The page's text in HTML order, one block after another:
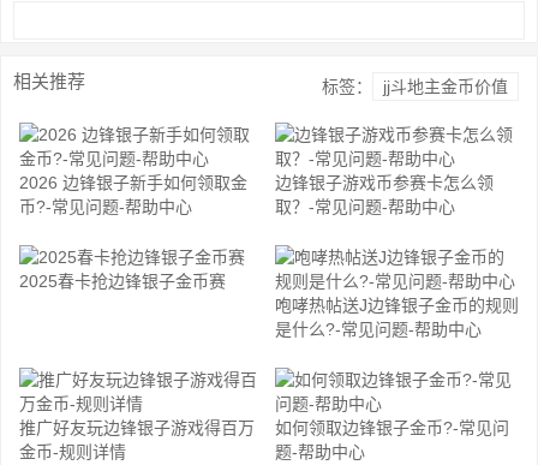
相关推荐 标签： jj斗地主金币价值
2026 边锋银子新手如何领取金
币?-常见问题-帮助中心
边锋银子游戏币参赛卡怎么领
取？-常见问题-帮助中心
2025春卡抢边锋银子金币赛
咆哮热帖送J边锋银子金币的规则
是什么?-常见问题-帮助中心
推广好友玩边锋银子游戏得百万
金币-规则详情
如何领取边锋银子金币?-常见问
题-帮助中心